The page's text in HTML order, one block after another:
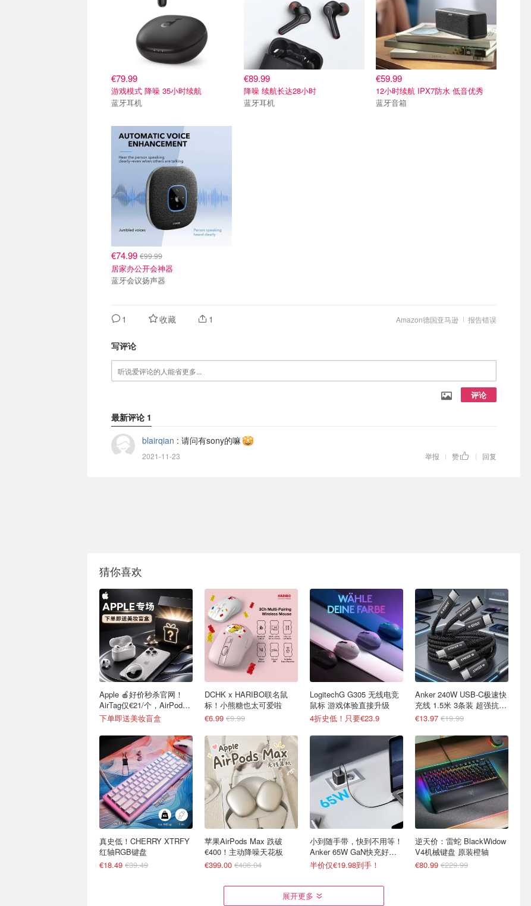
€79.99
游戏模式 降噪 35小时续航
蓝牙耳机
€89.99
降噪 续航长达28小时
蓝牙耳机
€59.99
12小时续航 IPX7防水 低音优秀
蓝牙音箱
€74.99 €99.99
居家办公开会神器
蓝牙会议扬声器
报告错误
Amazon德国亚马逊
1 收藏 1
写评论
评论
最新评论 1
blairqian : 请问有sony的嘛
2021-11-23 举报 | 赞 | 回复
猜你喜欢
Apple 🍎好价秒杀官网！
AirTag仅€21/个，AirPods
4 €116
下单即送美妆盲盒
真史低！CHERRY XTRFY
红轴RGB键盘
€18.49 €39.49
DCHK x HARIBO联名鼠
标！小熊糖也太可爱啦
€6.99 €9.99
苹果AirPods Max 跌破
€400！主动降噪天花板
€399.00 €406.04
LogitechG G305 无线电竞
鼠标 游戏体验直接升级
4折史低！只要€23.9
小到随手带，快到不用等！
Anker 65W GaN快充好
价！
半价仅€19.98到手！
Anker 240W USB-C极速快
充线 1.5米 3条装 超强抗弯
折
€13.97 €19.99
逆天价：雷蛇 BlackWidow
V4机械键盘 原装橙轴
€80.99 €229.99
展开更多